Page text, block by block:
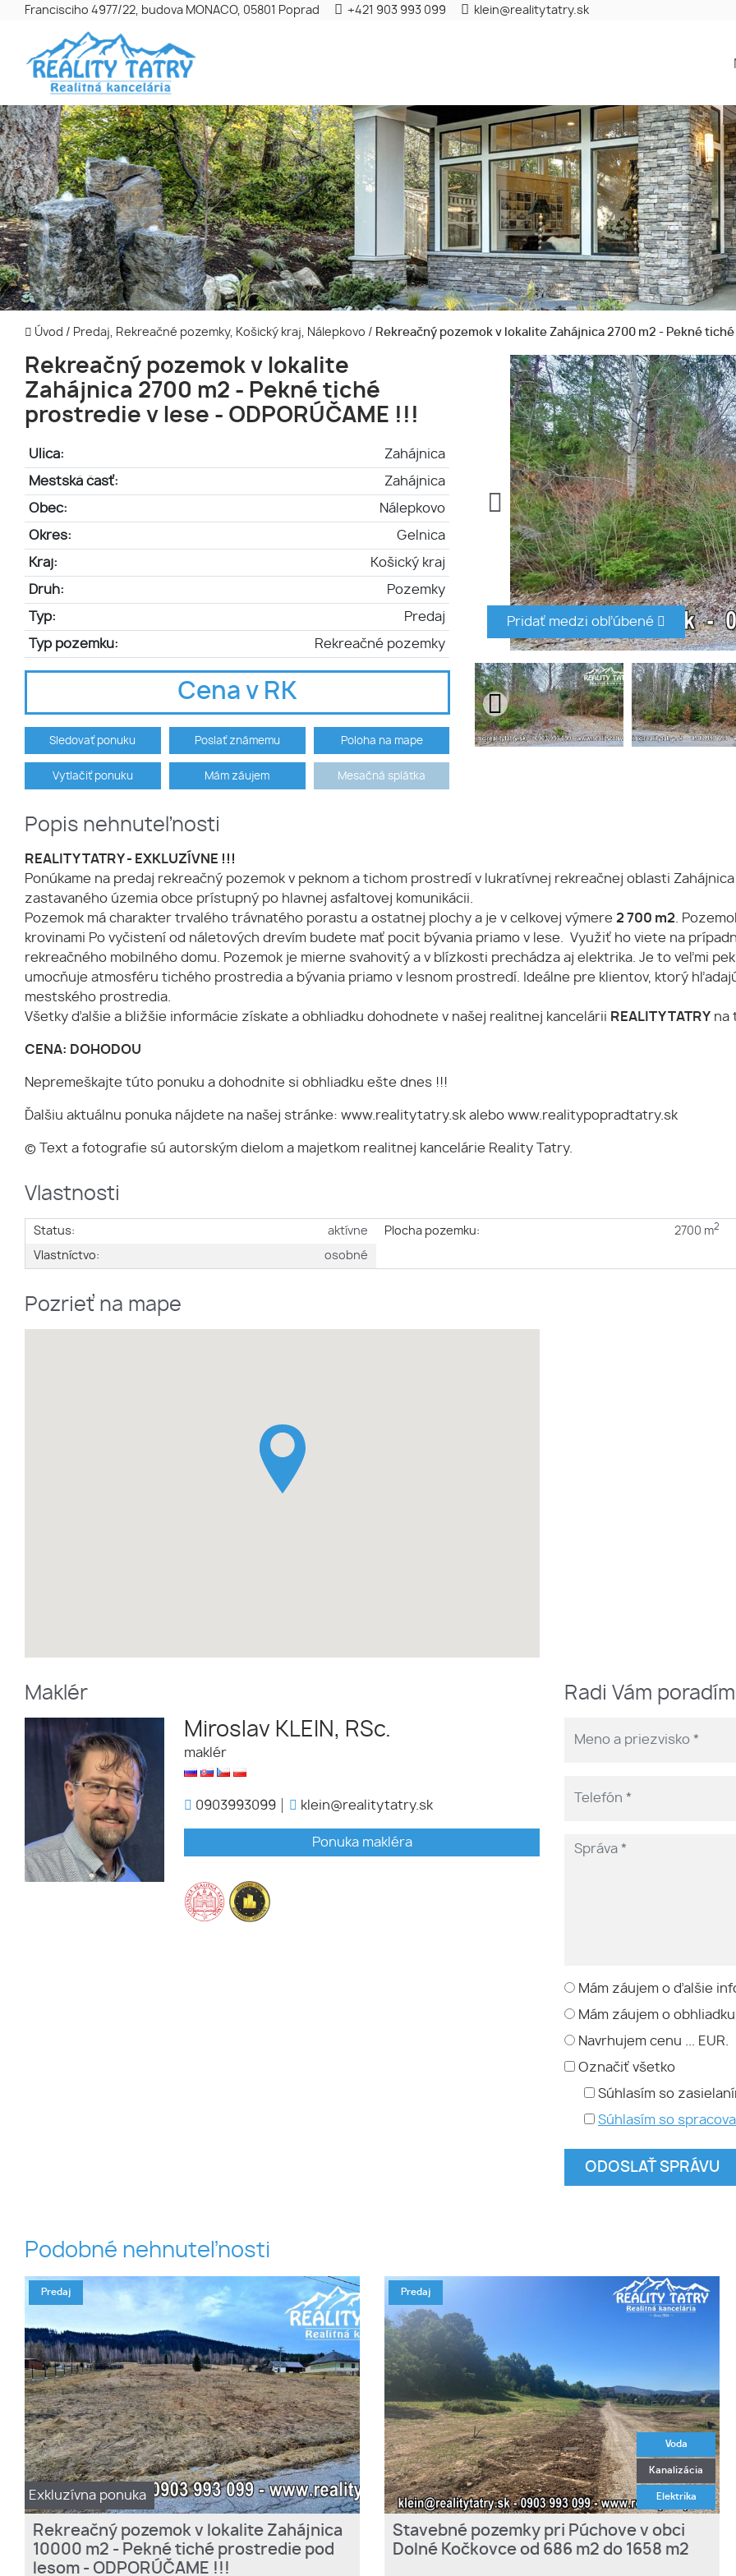
Francisciho 4977/22, budova MONACO, 05801 Poprad +421 903 993 099 klein@realitytatry.sk
Úvod / Predaj, Rekreačné pozemky, Košický kraj, Nálepkovo / Rekreačný pozemok v lokalite Zahájnica 2700 m2 - Pekné
Rekreačný pozemok v lokalite
Zahájnica 2700 m2 - Pekné tiché
prostredie v lese - ODPORÚČAME !!!
Ulica: Zahájnica
Mestská časť: Zahájnica
Obec: Nálepkovo
Okres: Gelnica
Kraj: Košický kraj
Druh: Pozemky
Typ: Predaj
Typ pozemku: Rekreačné pozemky
Cena v RK
Sledovať ponuku Poslať známemu Poloha na mape
Vytlačiť ponuku Mám záujem Mesačná splátka
Pridať medzi obľúbené
Popis nehnuteľnosti
REALITY TATRY - EXKLUZÍVNE !!!
Ponúkame na predaj rekreačný pozemok v peknom a tichom prostredí v lukratívnej rekreačnej oblasti
zastavaného územia obce prístupný po hlavnej asfaltovej komunikácii.
Pozemok má charakter trvalého trávnatého porastu a ostatnej plochy a je v celkovej výmere 2 700 m2 .
krovinami Po vyčistení od náletových drevím budete mať pocit bývania priamo v lese. Využiť ho viete na
rekreačného mobilného domu. Pozemok je mierne svahovitý a v blízkosti prechádza aj elektrika. Je to veľmi
umocňuje atmosféru tichého prostredia a bývania priamo v lesnom prostredí. Ideálne pre klientov, ktorý
mestského prostredia.
Všetky ďalšie a bližšie informácie získate a obhliadku dohodnete v našej realitnej kancelárii REALITY TATRY na
CENA: DOHODOU
Nepremeškajte túto ponuku a dohodnite si obhliadku ešte dnes !!!
Ďalšiu aktuálnu ponuka nájdete na našej stránke: www.realitytatry.sk alebo www.realitypopradtatry.sk
© Text a fotografie sú autorským dielom a majetkom realitnej kancelárie Reality Tatry.
Vlastnosti
Status:
aktívne
Vlastníctvo:
osobné
Plocha pozemku: 2700 m2
Pozrieť na mape
Maklér
Miroslav KLEIN, RSc.
maklér
0903993099 klein@realitytatry.sk
Ponuka makléra
Radi Vám
Mám záujem o ďalšie
Mám záujem o
Navrhujem cenu ... EUR.
Označiť všetko
Súhlasím so
Súhlasím so
Podobné nehnuteľnosti
Exkluzívna ponuka
Predaj
Rekreačný pozemok v lokalite Zahájnica
10000 m2 - Pekné tiché prostredie pod
lesom - ODPORÚČAME !!!
Predaj
Voda
Kanalizácia
Elektrika
Stavebné pozemky pri Púchove v obci
Dolné Kočkovce od 686 m2 do 1658 m2